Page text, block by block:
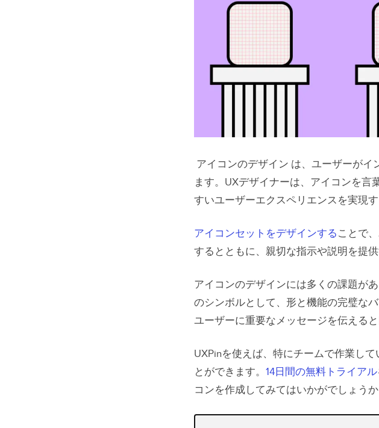
アイコンのデザイン は、ユーザーが
ます。UXデザイナーは、アイコンを言
すいユーザーエクスペリエンスを実現す
アイコンセットをデザインする ことで
するとともに、親切な指示や説明を提供
アイコンのデザインには多くの課題が
のシンボルとして、形と機能の完璧な
ユーザーに重要なメッセージを伝える
UXPinを使えば、特にチームで作業し
とができます。 14日間の無料トライアル
コンを作成してみてはいかがでしょうか